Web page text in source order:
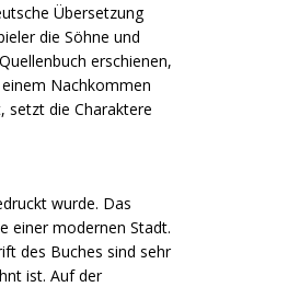
Übersetzung
die Söhne und
erschienen,
Nachkommen
setzt die Charaktere
wurde. Das
einer modernen Stadt.
des Buches sind sehr
ist. Auf der